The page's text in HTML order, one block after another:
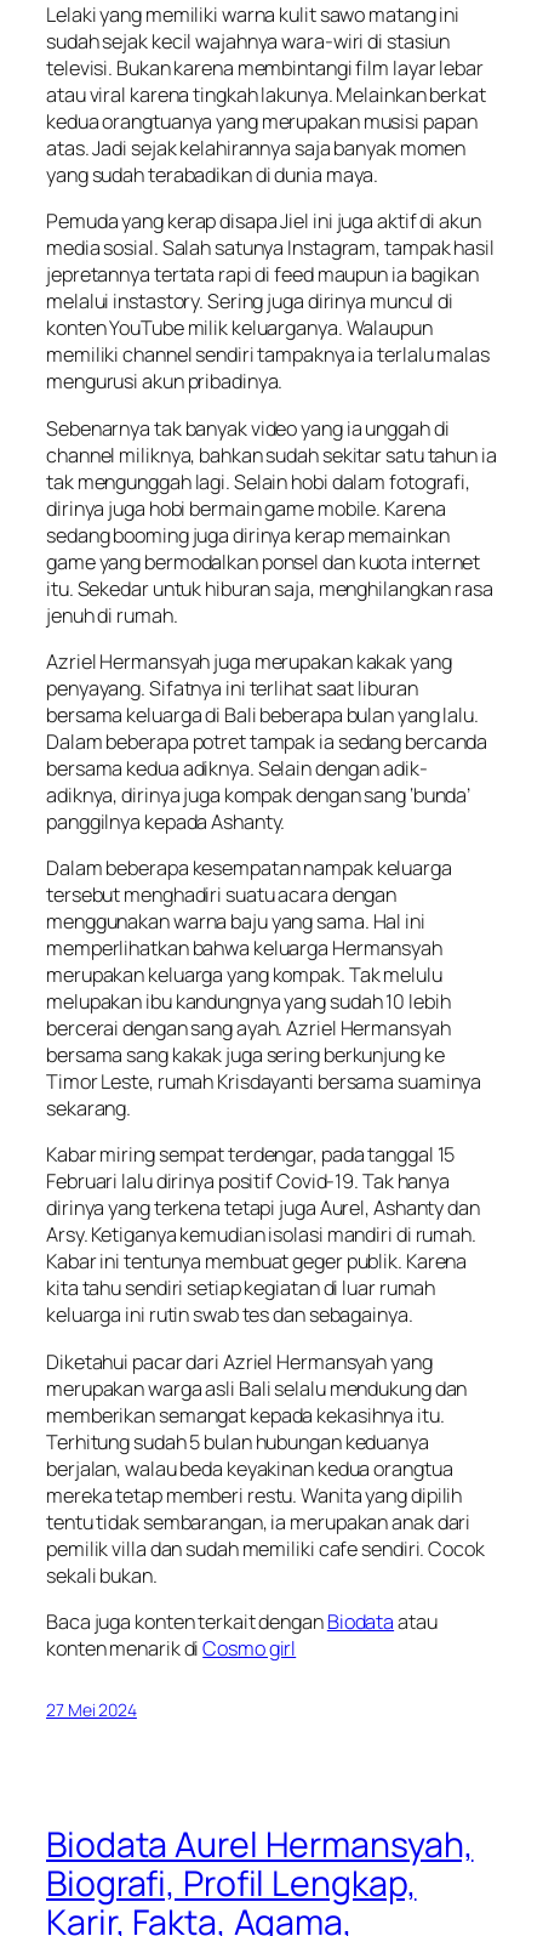
Lelaki yang memiliki warna kulit sawo matang ini
sudah sejak kecil wajahnya wara-wiri di stasiun
televisi. Bukan karena membintangi film layar lebar
atau viral karena tingkah lakunya. Melainkan berkat
kedua orangtuanya yang merupakan musisi papan
atas. Jadi sejak kelahirannya saja banyak momen
yang sudah terabadikan di dunia maya.
Pemuda yang kerap disapa Jiel ini juga aktif di akun
media sosial. Salah satunya Instagram, tampak hasil
jepretannya tertata rapi di feed maupun ia bagikan
melalui instastory. Sering juga dirinya muncul di
konten YouTube milik keluarganya. Walaupun
memiliki channel sendiri tampaknya ia terlalu malas
mengurusi akun pribadinya.
Sebenarnya tak banyak video yang ia unggah di
channel miliknya, bahkan sudah sekitar satu tahun ia
tak mengunggah lagi. Selain hobi dalam fotografi,
dirinya juga hobi bermain game mobile. Karena
sedang booming juga dirinya kerap memainkan
game yang bermodalkan ponsel dan kuota internet
itu. Sekedar untuk hiburan saja, menghilangkan rasa
jenuh di rumah.
Azriel Hermansyah juga merupakan kakak yang
penyayang. Sifatnya ini terlihat saat liburan
bersama keluarga di Bali beberapa bulan yang lalu.
Dalam beberapa potret tampak ia sedang bercanda
bersama kedua adiknya. Selain dengan adik-
adiknya, dirinya juga kompak dengan sang ‘bunda’
panggilnya kepada Ashanty.
Dalam beberapa kesempatan nampak keluarga
tersebut menghadiri suatu acara dengan
menggunakan warna baju yang sama. Hal ini
memperlihatkan bahwa keluarga Hermansyah
merupakan keluarga yang kompak. Tak melulu
melupakan ibu kandungnya yang sudah 10 lebih
bercerai dengan sang ayah. Azriel Hermansyah
bersama sang kakak juga sering berkunjung ke
Timor Leste, rumah Krisdayanti bersama suaminya
sekarang.
Kabar miring sempat terdengar, pada tanggal 15
Februari lalu dirinya positif Covid-19. Tak hanya
dirinya yang terkena tetapi juga Aurel, Ashanty dan
Arsy. Ketiganya kemudian isolasi mandiri di rumah.
Kabar ini tentunya membuat geger publik. Karena
kita tahu sendiri setiap kegiatan di luar rumah
keluarga ini rutin swab tes dan sebagainya.
Diketahui pacar dari Azriel Hermansyah yang
merupakan warga asli Bali selalu mendukung dan
memberikan semangat kepada kekasihnya itu.
Terhitung sudah 5 bulan hubungan keduanya
berjalan, walau beda keyakinan kedua orangtua
mereka tetap memberi restu. Wanita yang dipilih
tentu tidak sembarangan, ia merupakan anak dari
pemilik villa dan sudah memiliki cafe sendiri. Cocok
sekali bukan.
Baca juga konten terkait denganBiodataatau
konten menarik diCosmo girl
27 Mei 2024
Biodata Aurel Hermansyah,
Biografi, Profil Lengkap,
Karir, Fakta, Agama,